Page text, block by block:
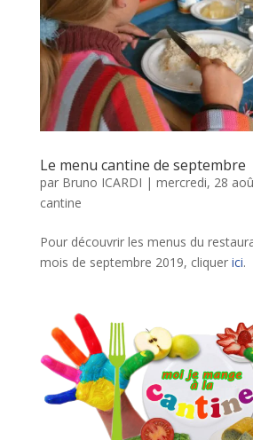
Le menu cantine de septembre
par Bruno ICARDI | mercredi, 28
cantine
Pour découvrir les menus du
mois de septembre 2019, cliquer ici.